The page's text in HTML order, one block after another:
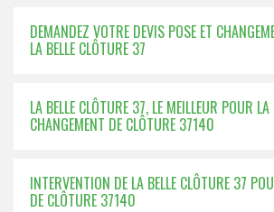
DEMANDEZ VOTRE DEVIS POSE ET
LA BELLE CLÔTURE 37
LA BELLE CLÔTURE 37, LE MEILLEUR POUR LA
CHANGEMENT DE CLÔTURE 37140
INTERVENTION DE LA BELLE CLÔTURE 37
DE CLÔTURE 37140